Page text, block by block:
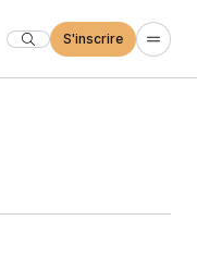
S'inscrire